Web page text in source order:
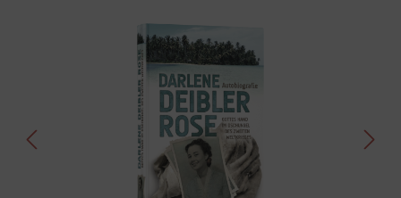
Bildergalerie überspringen